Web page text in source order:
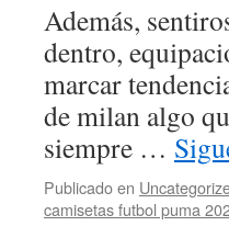
Además,
dentro,
marcar
de milan algo
siempre …
Publicado en
camisetas futbol puma